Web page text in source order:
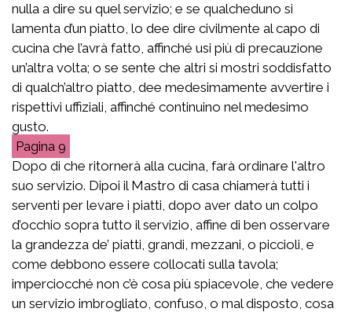
nulla a dire su quel servizio; e se qualcheduno si
lamenta d’un piatto, lo dee dire civilmente al capo di
cucina che l’avrà fatto, affinché usi più di precauzione
un’altra volta; o se sente che altri si mostri soddisfatto
di qualch’altro piatto, dee medesimamente avvertire i
rispettivi uffiziali, affinché continuino nel medesimo
gusto.
9
Dopo di che ritornerà alla cucina, farà ordinare l'altro
suo servizio. Dipoi il Mastro di casa chiamerà tutti i
serventi per levare i piatti, dopo aver dato un colpo
d’occhio sopra tutto il servizio, affine di ben osservare
la grandezza de’ piatti, grandi, mezzani, o piccioli, e
come debbono essere collocati sulla tavola;
imperciocché non c’è cosa più spiacevole, che vedere
un servizio imbrogliato, confuso, o mal disposto, cosa